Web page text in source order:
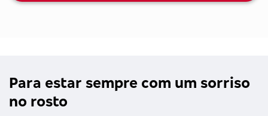
Para estar sempre com um sorriso
no rosto